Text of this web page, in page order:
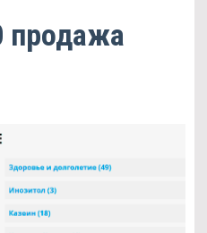
продажа